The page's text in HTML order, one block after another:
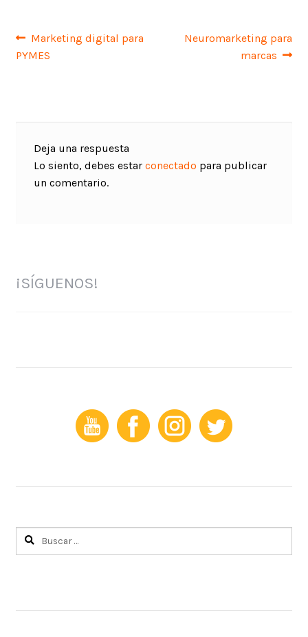
Navegación
de
Anterior:
Marketing digital para
PYMES
Siguiente:
Neuromarketing para
marcas
Deja una respuesta
Lo siento, debes estar conectado para publicar
un comentario.
¡SÍGUENOS!
Buscar: